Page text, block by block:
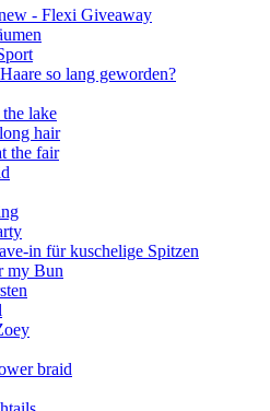
- Flexi Giveaway
so lang geworden?
lake
hair
the fair
in für kuschelige Spitzen
my Bun
braid